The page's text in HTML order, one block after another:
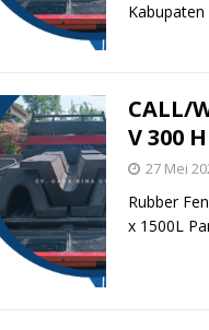
CALL/
V 300
27 Mei
Rubber
x 1500L